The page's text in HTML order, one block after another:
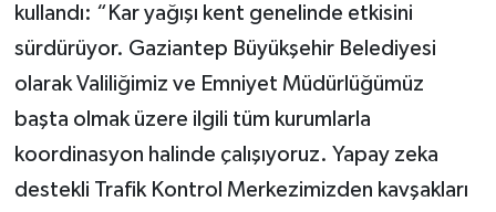
kullandı: “Kar yağışı kent genelinde etkisini
sürdürüyor. Gaziantep Büyükşehir Belediyesi
olarak Valiliğimiz ve Emniyet Müdürlüğümüz
başta olmak üzere ilgili tüm kurumlarla
koordinasyon halinde çalışıyoruz. Yapay zeka
destekli Trafik Kontrol Merkezimizden kavşakları